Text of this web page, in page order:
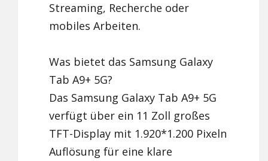
Streaming, Recherche oder
mobiles Arbeiten.
Was bietet das Samsung Galaxy
Tab A9+ 5G?
Das Samsung Galaxy Tab A9+ 5G
verfügt über ein 11 Zoll großes
TFT-Display mit 1.920*1.200 Pixeln
Auflösung für eine klare